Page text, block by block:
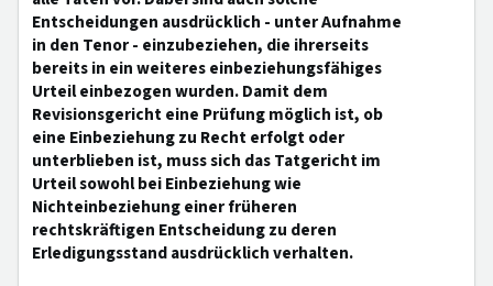
Entscheidungen ausdrücklich - unter Aufnahme
in den Tenor - einzubeziehen, die ihrerseits
bereits in ein weiteres einbeziehungsfähiges
Urteil einbezogen wurden. Damit dem
Revisionsgericht eine Prüfung möglich ist, ob
eine Einbeziehung zu Recht erfolgt oder
unterblieben ist, muss sich das Tatgericht im
Urteil sowohl bei Einbeziehung wie
Nichteinbeziehung einer früheren
rechtskräftigen Entscheidung zu deren
Erledigungsstand ausdrücklich verhalten.